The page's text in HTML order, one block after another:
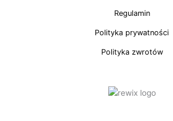
Regulamin
Polityka prywatności
Polityka zwrotów